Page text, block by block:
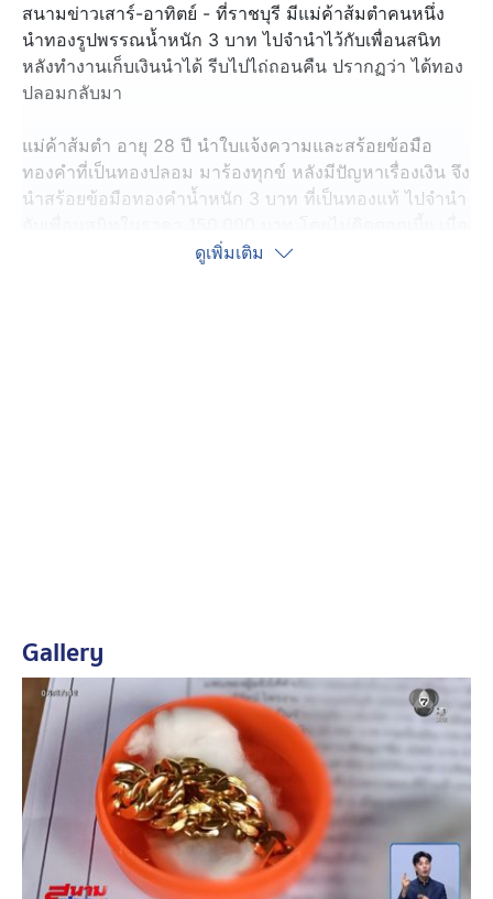
สนามข่าวเสาร์-อาทิตย์ - ที่ราชบุรี มีแม่ค้าส้มตำคนหนึ่ง
นำทองรูปพรรณน้ำหนัก 3 บาท ไปจำนำไว้กับเพื่อนสนิท
หลังทำงานเก็บเงินนำได้ รีบไปไถ่ถอนคืน ปรากฏว่า ได้ทอง
ปลอมกลับมา
แม่ค้าส้มตำ อายุ 28 ปี นำใบแจ้งความและสร้อยข้อมือ
ทองคำที่เป็นทองปลอม มาร้องทุกข์ หลังมีปัญหาเรื่องเงิน จึง
นำสร้อยข้อมือทองคำน้ำหนัก 3 บาท ที่เป็นทองแท้ ไปจำนำ
ช่วงต้นเดือนมกราคมที่ผ่านมา
หลังแจ้งความ ตำรวจพยายามติดต่อเพื่อนมาให้พบ แต่ถูก
ปฏิเสธ โยนให้คุยกับทนายเท่านั้น อยากวิงวอนเพื่อนให้
เห็นใจ นำทองของจริงมาคืน เพราะกว่าจะเก็บเงินมาซื้อได้
ต้องขายส้มตำตั้งแต่เช้ายันดึก
ดูเพิ่มเติม
Gallery